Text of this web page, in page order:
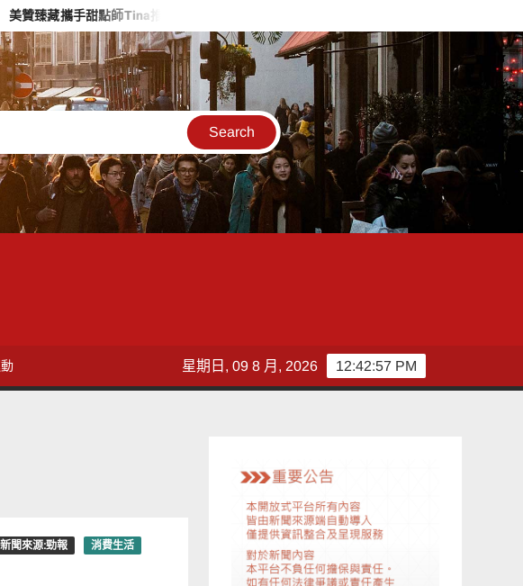
手甜點師Tina推出中秋送禮新選擇
12:42:58 PM
星期日, 09 8 月, 2026
新聞來源:勁報 消費生活